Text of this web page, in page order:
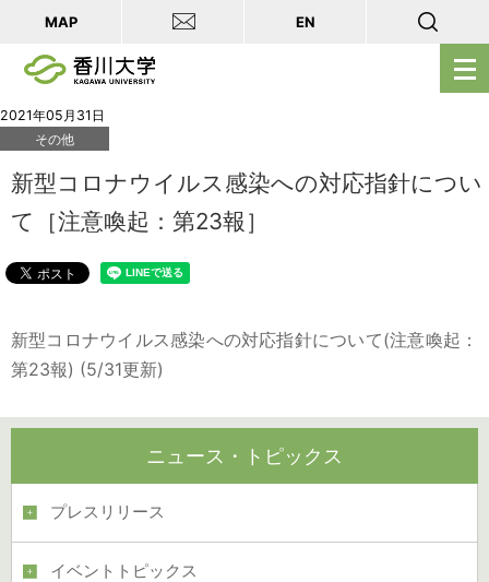
メ
ニ
を
MAP EN
2021年05月31日
その他
新型コロナウイルス感染への対応指針につい
て［注意喚起：第23報］
新型コロナウイルス感染への対応指針について(注意喚起：
第23報) (5/31更新)
ニュース・トピックス
プレスリリース
イベントトピックス